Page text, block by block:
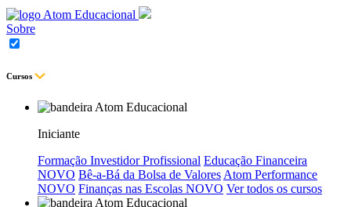
Sobre
Cursos
Iniciante
Formação Investidor Profissional Educação Financeira
NOVO Bê-a-Bá da Bolsa de Valores Atom Performance
NOVO Finanças nas Escolas NOVO Ver todos os cursos